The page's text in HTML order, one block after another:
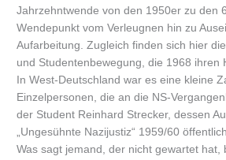
Jahrzehntwende von den 1950er zu den
Wendepunkt vom Verleugnen hin zu
Aufarbeitung. Zugleich finden sich hier
und Studentenbewegung, die 1968 ihren
In West-Deutschland war es eine kleine
Einzelpersonen, die an die NS-
der Student Reinhard Strecker, dessen
„Ungesühnte Nazijustiz“ 1959/60
Was sagt jemand, der nicht gewartet hat,